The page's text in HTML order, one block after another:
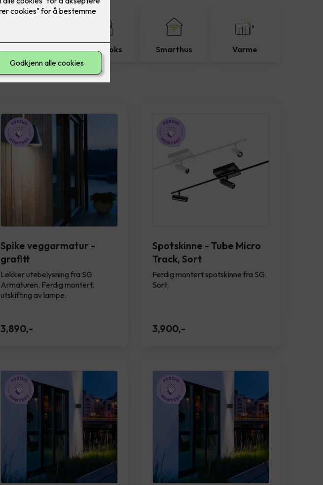
Ferdig montert Ladeboks Smarthus Varme
Spike veggarmatur -
grafitt
Lekker utebelysning fra SG
Armaturen. Ferdig montert,
utskifting av lampe.
3,890,-
Spotskinne - Tube Micro
Track, Sort
Ferdig montert spotskinne fra SG.
Sort
3,900,-